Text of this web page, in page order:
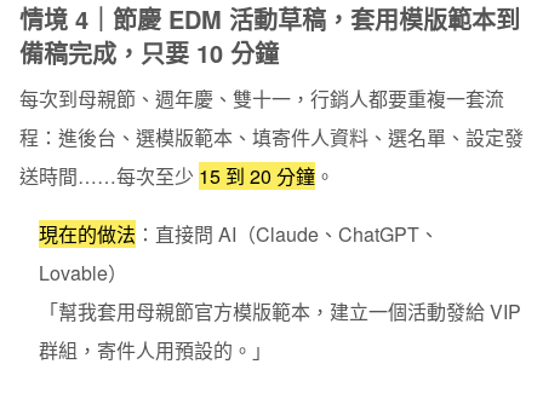
情境 4｜節慶 EDM 活動草稿，套用模版範本到
備稿完成，只要 10 分鐘
每次到母親節、週年慶、雙十一，行銷人都要重複一套流
程：進後台、選模版範本、填寄件人資料、選名單、設定發
送時間……每次至少 15 到 20 分鐘 。
現在的做法 ： 直接問 AI（Claude、ChatGPT、
Lovable）
「幫我套用母親節官方模版範本，建立一個活動發給 VIP
群組，寄件人用預設的。」